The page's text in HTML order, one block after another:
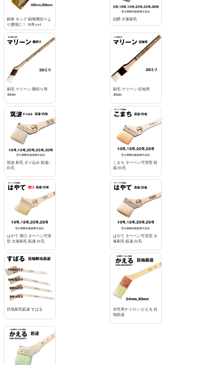
銅巻 キング 銅巻隅切りよ
り腰強に！ 10本set
伯爵 大塚刷毛
刷毛 マリーン 隅切り用
30mm
刷毛 マリーン 目地用
30mm
筑波 刷毛 ダメ込み 筋違/
白毛
こまち ターペン可溶型 筋
違/白毛
はやて 薄口 ターペン可溶
型 大塚刷毛 筋違 白毛
はやて ターペン可溶型 大
塚刷毛 筋違 白毛
目地刷毛筋違 すばる
水性用ナイロン かえる 目
地筋違